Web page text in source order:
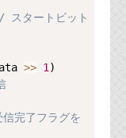
スタートビット
>> 1 )
完了フラグを